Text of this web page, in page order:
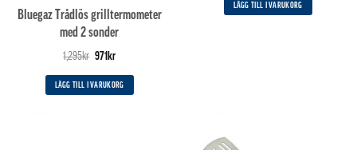
Bluegaz Trådlös grilltermometer
med 2 sonder
1,295kr Det
priset
var:
971 krDet
priset
är:
LÄGG TILL I VARUKORG
LÄGG TILL I VARUKORG